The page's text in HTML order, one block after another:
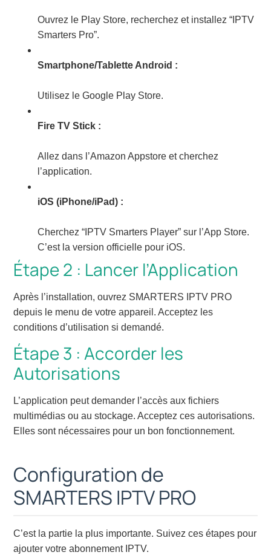
Ouvrez le Play Store, recherchez et installez “IPTV
Smarters Pro”.
Smartphone/Tablette Android :
Utilisez le Google Play Store.
Fire TV Stick :
Allez dans l’Amazon Appstore et cherchez
l’application.
iOS (iPhone/iPad) :
Cherchez “IPTV Smarters Player” sur l’App Store.
C’est la version officielle pour iOS.
Étape 2 : Lancer l’Application
Après l’installation, ouvrez SMARTERS IPTV PRO
depuis le menu de votre appareil. Acceptez les
conditions d’utilisation si demandé.
Étape 3 : Accorder les
Autorisations
L’application peut demander l’accès aux fichiers
multimédias ou au stockage. Acceptez ces autorisations.
Elles sont nécessaires pour un bon fonctionnement.
Configuration de
SMARTERS IPTV PRO
C’est la partie la plus importante. Suivez ces étapes pour
ajouter votre abonnement IPTV.